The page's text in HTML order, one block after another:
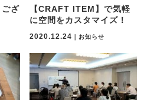
ざ
【CRAFT ITEM】で気軽
に空間をカスタマイズ！
2020.12.24 ｜お知らせ